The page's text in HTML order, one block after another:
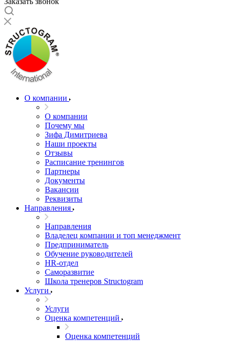
О компании
О компании
Почему мы
Зифа Димитриева
Наши проекты
Отзывы
Расписание тренингов
Партнеры
Документы
Вакансии
Реквизиты
Направления
Направления
Владелец компании и топ менеджмент
Предприниматель
Обучение руководителей
HR-отдел
Саморазвитие
Школа тренеров Structogram
Услуги
Услуги
Оценка компетенций
Оценка компетенций